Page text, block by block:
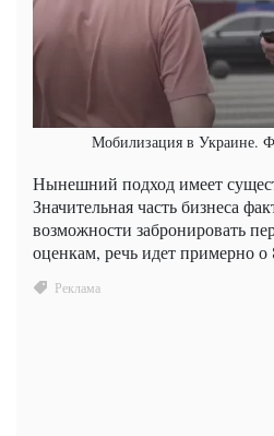
Мобилизация в Украине.
Нынешний подход имеет
Значительная часть бизнеса
возможности забронировать
оценкам, речь идет примерно